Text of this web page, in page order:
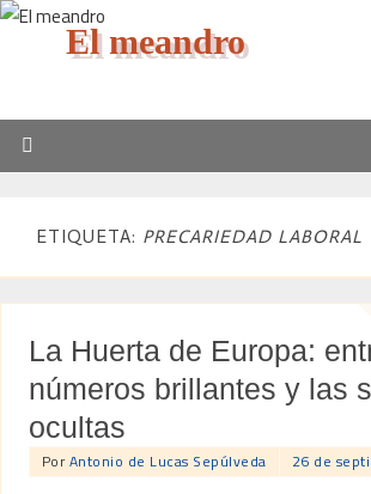
El meandro
ETIQUETA: PRECARIEDAD LABORAL
La Huerta de Europa:
números brillantes y las
ocultas
PorAntonio de Lucas Sepúlveda 26 de